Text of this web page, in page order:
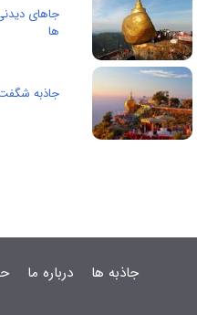
ها
جاذبه
جاذبه ها درباره ما